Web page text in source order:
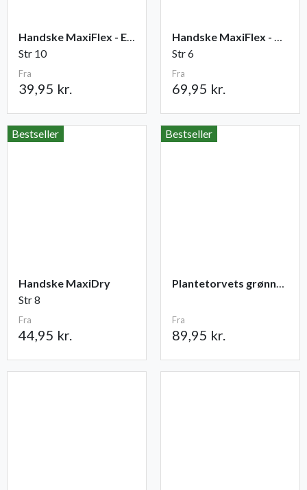
Handske MaxiFlex - Elite
Str 10
Fra
39,95 kr.
Handske MaxiFlex - Cut
Str 6
Fra
69,95 kr.
Bestseller
Handske MaxiDry
Str 8
Fra
44,95 kr.
Bestseller
Plantetorvets grønne vandingspose 75 liter
Fra
89,95 kr.